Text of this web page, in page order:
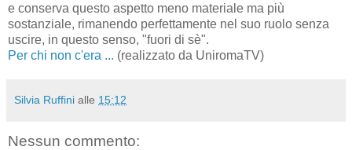
e conserva questo aspetto meno materiale ma più
sostanziale, rimanendo perfettamente nel suo ruolo senza
uscire, in questo senso, "fuori di sè".
Per chi non c'era ... (realizzato da UniromaTV)
Silvia Ruffini alle 15:12
Nessun commento: